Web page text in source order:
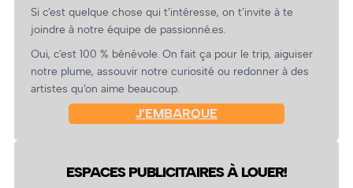
Si c’est quelque chose qui t’intéresse, on t’invite à te
joindre à notre équipe de passionné.es.
Oui, c’est 100 % bénévole. On fait ça pour le trip, aiguiser
notre plume, assouvir notre curiosité ou redonner à des
artistes qu’on aime beaucoup.
J’EMBARQUE
ESPACES PUBLICITAIRES À LOUER!